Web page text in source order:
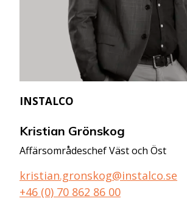
Installationsservice - Västerås
Instamate
Kannosto - Parkano
Keyvent
Klimateknikk
Kuopion LVI-Talo
LVI-Talo Kannosto
INSTALCO
Kristian Grönskog
Affärsområdeschef Väst och Öst
kristian.gronskog@instalco.se
+46 (0) 70 862 86 00